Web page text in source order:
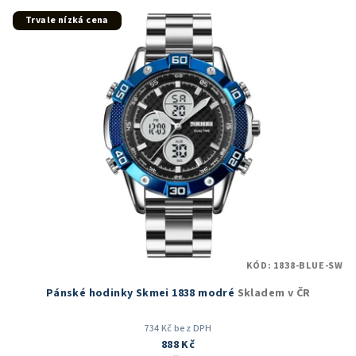
5
hvězdiček.
Trvale nízká cena
Pánské hodinky Skmei 1838 modré Skladem v ČR
734 Kč bez DPH
888 Kč
KÓD: 1838-BLUE-SW